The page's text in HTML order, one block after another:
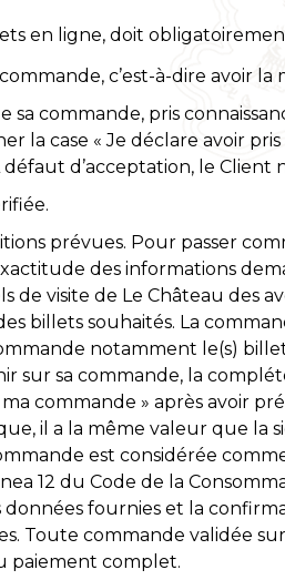
en ligne, doit
c’est-à-dire avoir
sa commande, pris
la case « Je déclare avoir
d’acceptation, le Client
prévues. Pour passer
des informations
de visite de Le Château des
billets souhaités. La
notamment le(s)
sur sa commande, la
commande » après avoir
il a la même valeur que la
est considérée
12 du Code de la
données fournies et la
Toute commande validée
paiement complet.